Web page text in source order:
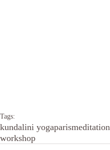
Tags:
kundalini yogaparismeditation
workshop